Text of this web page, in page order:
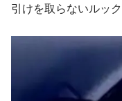
引けを取らないルッ